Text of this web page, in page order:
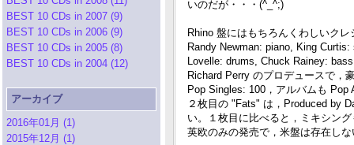
BEST 10 CDs in 2007 (9)
BEST 10 CDs in 2006 (9)
BEST 10 CDs in 2005 (8)
BEST 10 CDs in 2004 (12)
アーカイブ
2016年01月 (1)
2015年12月 (1)
いのだが・・・(^_^;)
Rhino 盤にはもちろんくわしいク
Randy Newman: piano, King
Lovelle: drums, Chuck Rainey:
Richard Perry のプロデュースで，
Pop Singles: 100，アルバムも
２枚目の "Fats" は，Produced by
い。１枚目に比べると，ミキシン
英欧のみの発売で，米盤は存在し